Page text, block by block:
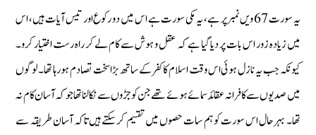
یہ سورت 67 ویں نمبر پر ہے، یہ مکی سورت ہے اس میں دو رکوع اور تیس آیات ہیں، اس
میں زیادہ زور اس بات پر دیا گیا ہے کہ عقل و ہوش سے کام لے کر راہ رست اختیار کرو۔
کیونکہ جب یہ نازل ہوئی اس وقت اسلام کا کفر کے ساتھ بڑا سخت تصادم ہورہا تھا۔ لوگوں
میں صدیوں سے کافرانہ عقائد سمائے ہوئے تھے جن کو جڑوں سے نکالنا تھا جو کہ آسان کام نہ
تھا۔ بہرحال اس سورت کو ہم سات حصوں میں تقسیم کرسکتے ہیں تاکہ آسان طریقہ سے